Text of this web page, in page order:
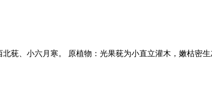
莸、小六月寒。 原植物：光果莸为小直立灌木，嫩枯密